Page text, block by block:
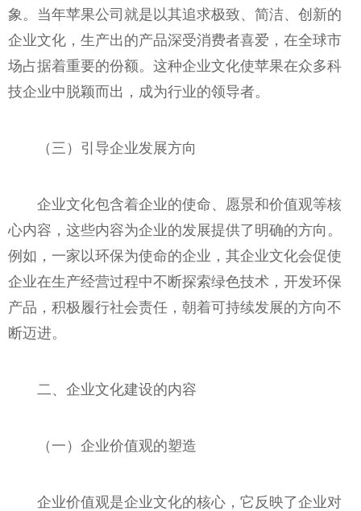
象。当年苹果公司就是以其追求极致、简洁、创新的
企业文化，生产出的产品深受消费者喜爱，在全球市
场占据着重要的份额。这种企业文化使苹果在众多科
技企业中脱颖而出，成为行业的领导者。
（三）引导企业发展方向
企业文化包含着企业的使命、愿景和价值观等核
心内容，这些内容为企业的发展提供了明确的方向。
例如，一家以环保为使命的企业，其企业文化会促使
企业在生产经营过程中不断探索绿色技术，开发环保
产品，积极履行社会责任，朝着可持续发展的方向不
断迈进。
二、企业文化建设的内容
（一）企业价值观的塑造
企业价值观是企业文化的核心，它反映了企业对